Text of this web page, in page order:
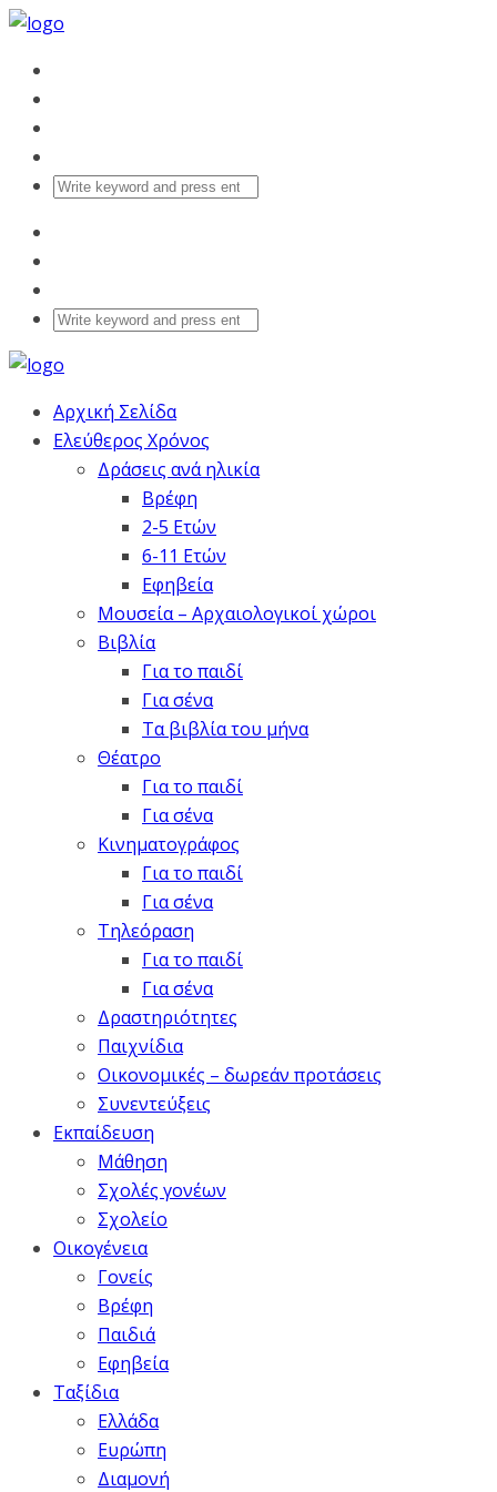
Αρχική Σελίδα
Ελεύθερος Χρόνος
Δράσεις ανά ηλικία
Βρέφη
2-5 Ετών
6-11 Ετών
Εφηβεία
Μουσεία – Αρχαιολογικοί χώροι
Βιβλία
Για το παιδί
Για σένα
Τα βιβλία του μήνα
Θέατρο
Για το παιδί
Για σένα
Κινηματογράφος
Για το παιδί
Για σένα
Τηλεόραση
Για το παιδί
Για σένα
Δραστηριότητες
Παιχνίδια
Οικονομικές – δωρεάν προτάσεις
Συνεντεύξεις
Εκπαίδευση
Μάθηση
Σχολές γονέων
Σχολείο
Οικογένεια
Γονείς
Βρέφη
Παιδιά
Εφηβεία
Ταξίδια
Ελλάδα
Ευρώπη
Διαμονή